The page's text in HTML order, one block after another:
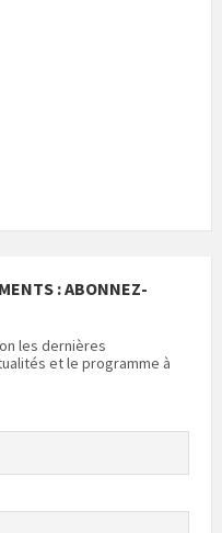
: ABONNEZ-
les dernières
et le programme à